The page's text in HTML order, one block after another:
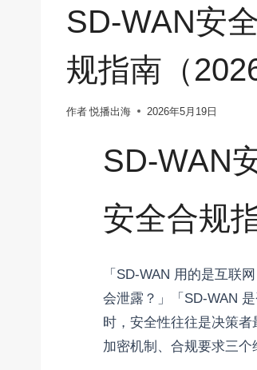
SD-WAN安
规指南（2026
作者 悦播出海 2026年5月19日
SD-WAN
安全合规
「SD-WAN 用的是互联
会泄露？」「SD-WAN
时，安全性往往是决策者
加密机制、合规要求三个